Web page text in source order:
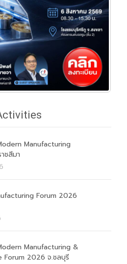
Manufacturing
ชสีมา
Forum 2026
Manufacturing &
Forum 2026 จ.ชลบุรี